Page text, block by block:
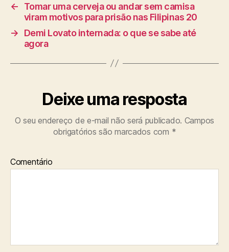
←
Tomar uma cerveja ou andar sem camisa
viram motivos para prisão nas Filipinas 20
→
Demi Lovato internada: o que se sabe até
agora
Deixe uma resposta
O seu endereço de e-mail não será publicado. Campos
obrigatórios são marcados com *
Comentário